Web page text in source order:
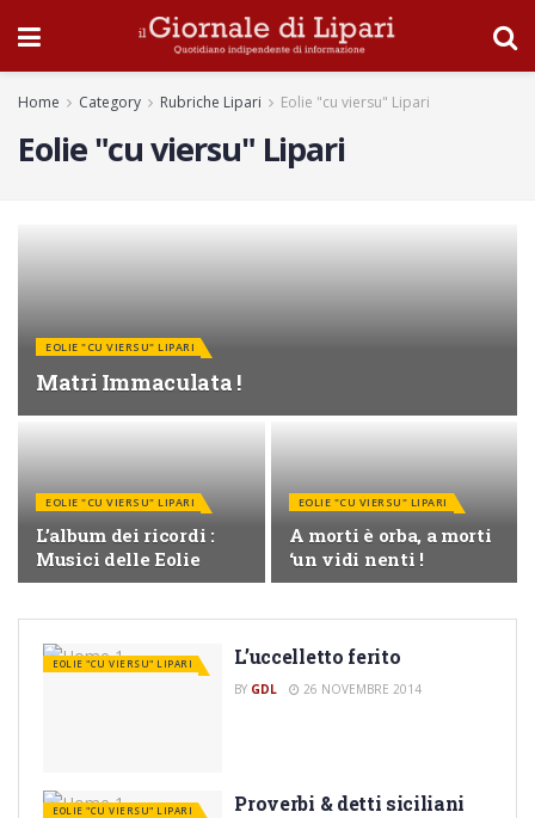
Home Category Rubriche Lipari Eolie "cu viersu" Lipari
Eolie "cu viersu" Lipari
EOLIE "CU VIERSU" LIPARI
Matri Immaculata !
EOLIE "CU VIERSU" LIPARI
L’album dei ricordi :
Musici delle Eolie
EOLIE "CU VIERSU" LIPARI
A morti è orba, a morti
‘un vidi nenti !
EOLIE "CU VIERSU" LIPARI L’uccelletto ferito
BY GDL 26 NOVEMBRE 2014
EOLIE "CU VIERSU" LIPARI Proverbi & detti siciliani